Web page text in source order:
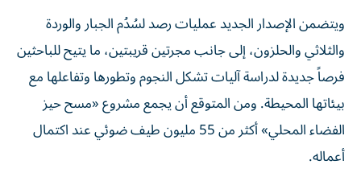
ويتضمن الإصدار الجديد عمليات رصد لسُدُم الجبار والوردة
والثلاثي والحلزون، إلى جانب مجرتين قريبتين، ما يتيح للباحثين
فرصاً جديدة لدراسة آليات تشكل النجوم وتطورها وتفاعلها مع
بيئاتها المحيطة. ومن المتوقع أن يجمع مشروع «مسح حيز
الفضاء المحلي» أكثر من 55 مليون طيف ضوئي عند اكتمال
أعماله.